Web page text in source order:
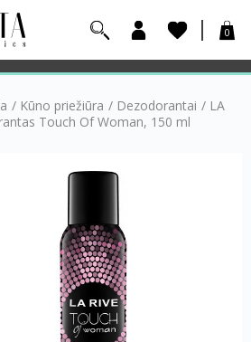
0
/ Kūno priežiūra / Dezodorantai / LA
Touch Of Woman, 150 ml